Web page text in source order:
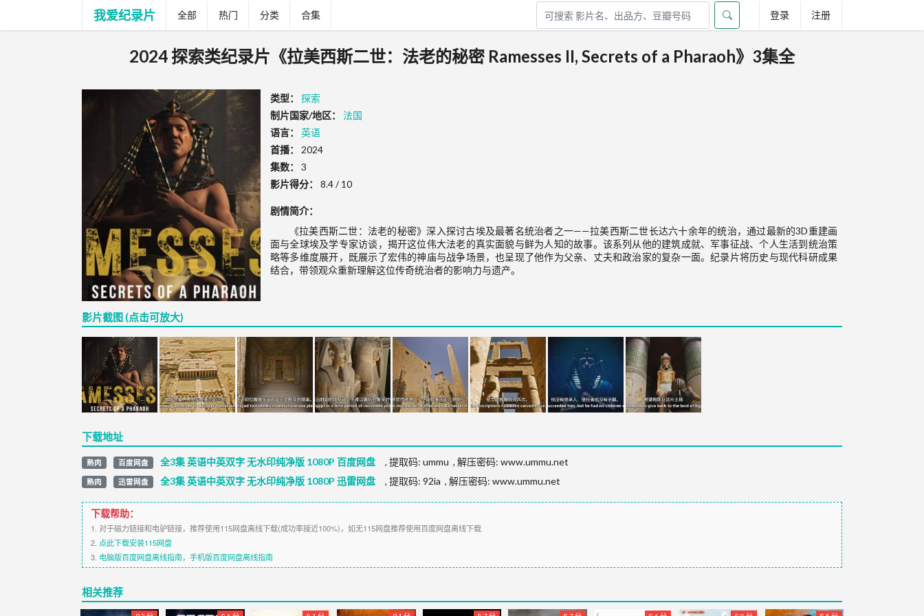
我爱纪录片 全部 热门 分类 合集 登录 注册
2024 探索类纪录片《拉美西斯二世：法老的秘密 Ramesses II, Secrets of a Pharaoh》3集全
类型：
探索
制片国家/地区：
法国
语言：
英语
首播：
2024
集数：
3
影片得分：
8.4 / 10
剧情简介：
《拉美西斯二世：法老的秘密》深入探讨古埃及最著名统治者之一——拉美西斯二世长达六十余年的统治，通过最新的3D重建画
面与全球埃及学专家访谈，揭开这位伟大法老的真实面貌与鲜为人知的故事。该系列从他的建筑成就、军事征战、个人生活到统治策
略等多维度展开，既展示了宏伟的神庙与战争场景，也呈现了他作为父亲、丈夫和政治家的复杂一面。纪录片将历史与现代科研成果
结合，带领观众重新理解这位传奇统治者的影响力与遗产。
影片截图 (点击可放大)
下载地址
熟肉 百度网盘 全3集 英语中英双字 无水印纯净版 1080P 百度网盘 ,提取码:ummu , 解压密码: www.ummu.net
熟肉 迅雷网盘 全3集 英语中英双字 无水印纯净版 1080P 迅雷网盘 ,提取码:92ia , 解压密码: www.ummu.net
下载帮助：
1. 对于磁力链接和电驴链接，推荐使用115网盘离线下载(成功率接近100%)，如无115网盘推荐使用百度网盘离线下载
2. 点此下载安装115网盘
3. 电脑版百度网盘离线指南， 手机版百度网盘离线指南
相关推荐